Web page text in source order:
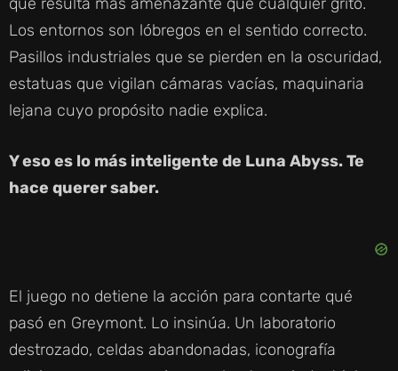
que resulta más amenazante que cualquier grito.
Los entornos son lóbregos en el sentido correcto.
Pasillos industriales que se pierden en la oscuridad,
estatuas que vigilan cámaras vacías, maquinaria
lejana cuyo propósito nadie explica.
Y eso es lo más inteligente de Luna Abyss. Te
hace querer saber.
El juego no detiene la acción para contarte qué
pasó en Greymont. Lo insinúa. Un laboratorio
destrozado, celdas abandonadas, iconografía